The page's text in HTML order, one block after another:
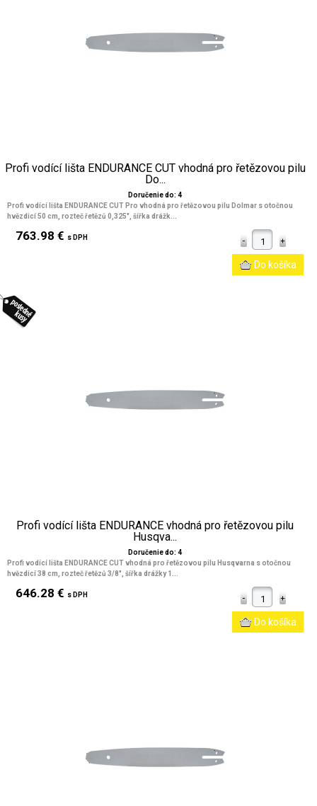
Profi vodící lišta ENDURANCE CUT vhodná pro řetězovou pilu
Do...
Doručenie do: 4
Profi vodící lišta ENDURANCE CUT Pro vhodná pro řetězovou pilu Dolmar s otočnou
hvězdicí 50 cm, rozteč řetězů 0,325", šířka drážk...
763.98 € s DPH
Profi vodící lišta ENDURANCE vhodná pro řetězovou pilu
Husqva...
Doručenie do: 4
Profi vodící lišta ENDURANCE CUT vhodná pro řetězovou pilu Husqvarna s otočnou
hvězdicí 38 cm, rozteč řetězů 3/8", šířka drážky 1...
646.28 € s DPH